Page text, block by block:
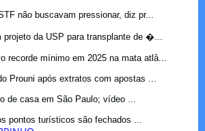
não buscavam pressionar, diz pr...
projeto da USP para transplante de �...
recorde mínimo em 2025 na mata atlâ...
Prouni após extratos com apostas ...
de casa em São Paulo; vídeo ...
pontos turísticos são fechados ...